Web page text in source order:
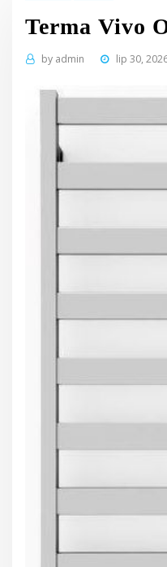
Terma Vivo
by admin lip 30,